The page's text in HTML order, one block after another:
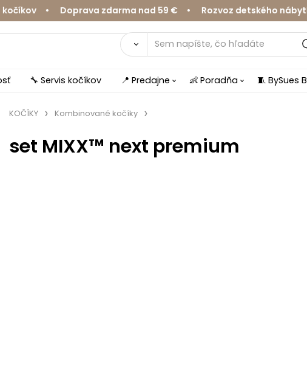
• Doprava zdarma nad 59 € • Rozvoz detského nábytku
🔧 Servis kočíkov 📍 Predajne 👶 Poradňa 🧵 BySues
KOČÍKY Kombinované kočíky
set MIXX™ next premium